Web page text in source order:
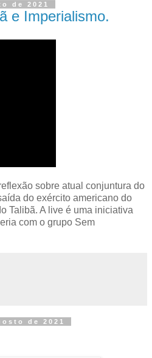
de 2021
e Imperialismo.
sobre atual conjuntura do
do exército americano do
Talibã. A live é uma iniciativa
com o grupo Sem
de 2021